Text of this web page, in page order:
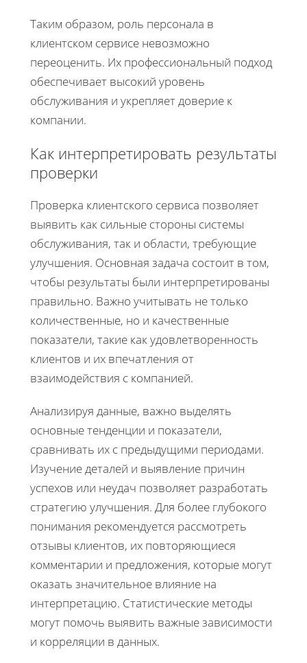
Таким образом, роль персонала в
клиентском сервисе невозможно
переоценить. Их профессиональный подход
обеспечивает высокий уровень
обслуживания и укрепляет доверие к
компании.
Как интерпретировать результаты
проверки
Проверка клиентского сервиса позволяет
выявить как сильные стороны системы
обслуживания, так и области, требующие
улучшения. Основная задача состоит в том,
чтобы результаты были интерпретированы
правильно. Важно учитывать не только
количественные, но и качественные
показатели, такие как удовлетворенность
клиентов и их впечатления от
взаимодействия с компанией.
Анализируя данные, важно выделять
основные тенденции и показатели,
сравнивать их с предыдущими периодами.
Изучение деталей и выявление причин
успехов или неудач позволяет разработать
стратегию улучшения. Для более глубокого
понимания рекомендуется рассмотреть
отзывы клиентов, их повторяющиеся
комментарии и предложения, которые могут
оказать значительное влияние на
интерпретацию. Статистические методы
могут помочь выявить важные зависимости
и корреляции в данных.